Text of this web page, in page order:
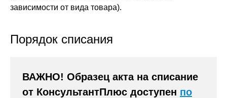
зависимости от вида товара).
Порядок списания
ВАЖНО! Образец акта на списание
от КонсультантПлюс доступен по